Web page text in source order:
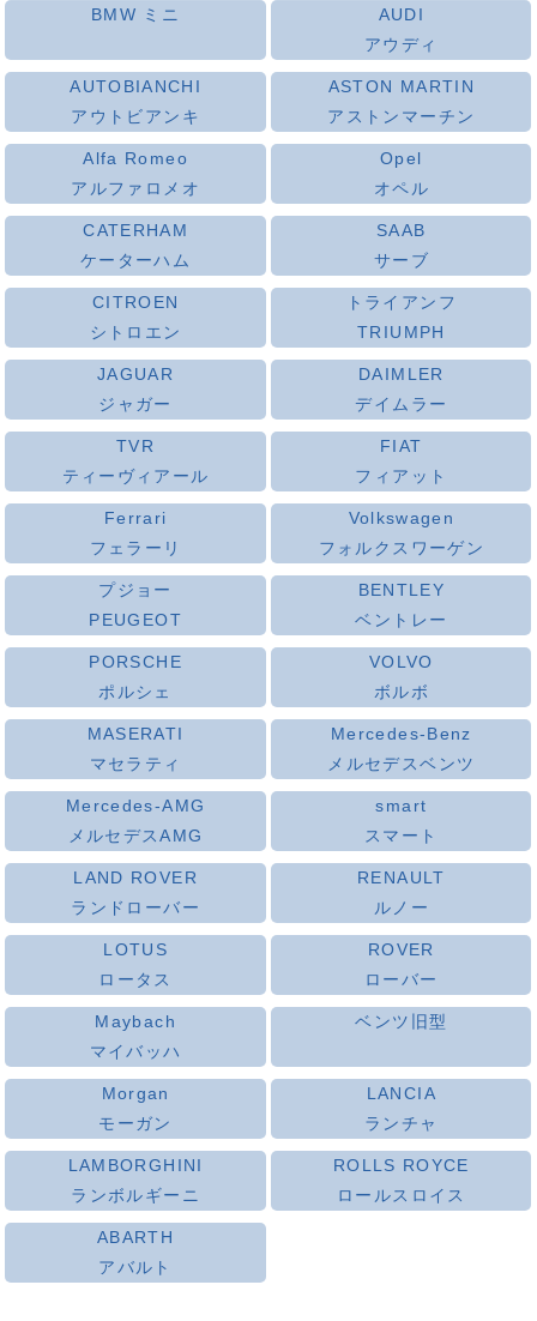
BMW ミニ
AUDI
アウディ
AUTOBIANCHI
アウトビアンキ
ASTON MARTIN
アストンマーチン
Alfa Romeo
アルファロメオ
Opel
オペル
CATERHAM
ケーターハム
SAAB
サーブ
CITROEN
シトロエン
トライアンフ
TRIUMPH
JAGUAR
ジャガー
DAIMLER
デイムラー
TVR
ティーヴィアール
FIAT
フィアット
Ferrari
フェラーリ
Volkswagen
フォルクスワーゲン
プジョー
PEUGEOT
BENTLEY
ベントレー
PORSCHE
ポルシェ
VOLVO
ボルボ
MASERATI
マセラティ
Mercedes-Benz
メルセデスベンツ
Mercedes-AMG
メルセデスAMG
smart
スマート
LAND ROVER
ランドローバー
RENAULT
ルノー
LOTUS
ロータス
ROVER
ローバー
Maybach
マイバッハ
ベンツ旧型
Morgan
モーガン
LANCIA
ランチャ
LAMBORGHINI
ランボルギーニ
ROLLS ROYCE
ロールスロイス
ABARTH
アバルト